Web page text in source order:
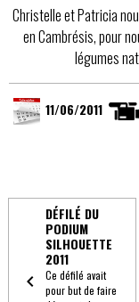
Christelle et Patricia
en Cambrésis, pour
légumes
11/06/2011
DÉFILÉ DU
PODIUM
SILHOUETTE
2011
Ce défilé avait
pour but de faire